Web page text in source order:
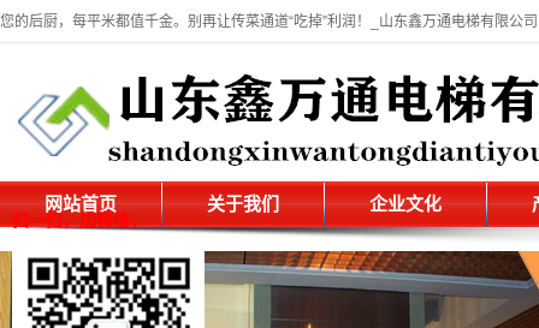
您的后厨，每平米都值千金。别再让传菜通道“吃掉”利润！_山东鑫万通电梯有限公司
网站首页 关于我们 企业文化
扫一扫，加微信：